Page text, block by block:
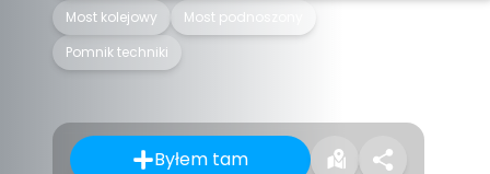
Most kolejowy
Most podnoszony
Pomnik techniki
Byłem tam